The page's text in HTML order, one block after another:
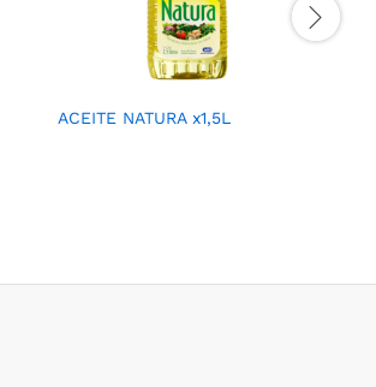
ACEITE NATURA x1,5L